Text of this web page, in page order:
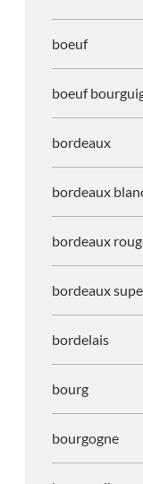
boeuf
boeuf
bordeaux
bordeaux
bordeaux
bordeaux
bordelais
bourg
bourgogne